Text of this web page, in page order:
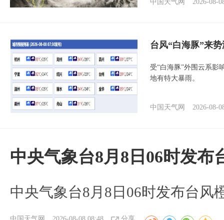
中国天气网 2026-08-
台风“白海豚”来
受“白海豚”外围云系影
地有特大暴雨。
中国天气网 2026-08-
中央气象台8月8日06时发布
中央气象台8月8日06时发布台风